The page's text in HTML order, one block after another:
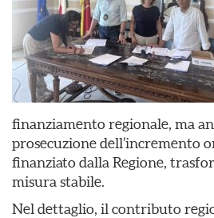
finanziamento regionale, ma
prosecuzione dell’incremento
finanziato dalla Regione,
misura stabile.
Nel dettaglio, il contributo